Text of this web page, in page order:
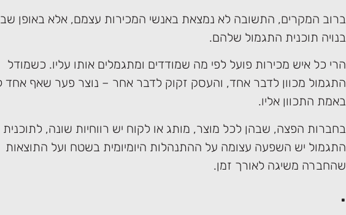
ברוב המקרים, התשובה לא נמצאת באנשי המכירות עצמם, אלא באופן
בנויה תוכנית התגמול שלהם.
הרי כל איש מכירות פועל לפי מה שמודדים ומתגמלים אותו עליו. כשמודל
התגמול מכוון לדבר אחד, והעסק זקוק לדבר אחר – נוצר פער שאף אחד
באמת התכוון אליו.
בחברות הפצה, שבהן לכל מוצר, מותג או לקוח יש רווחיות שונה, לתוכנית
התגמול יש השפעה עצומה על ההתנהלות היומיומית בשטח ועל התוצאות
שהחברה משיגה לאורך זמן.
.